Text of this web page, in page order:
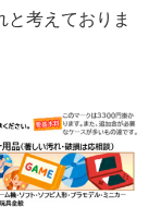
考えておりま